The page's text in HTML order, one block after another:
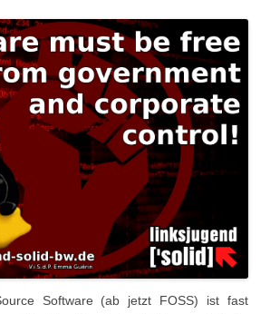
Software (ab jetzt FOSS) ist fast